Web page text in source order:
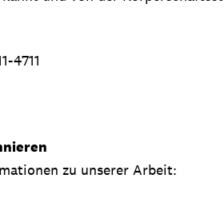
4711
zu unserer Arbeit: